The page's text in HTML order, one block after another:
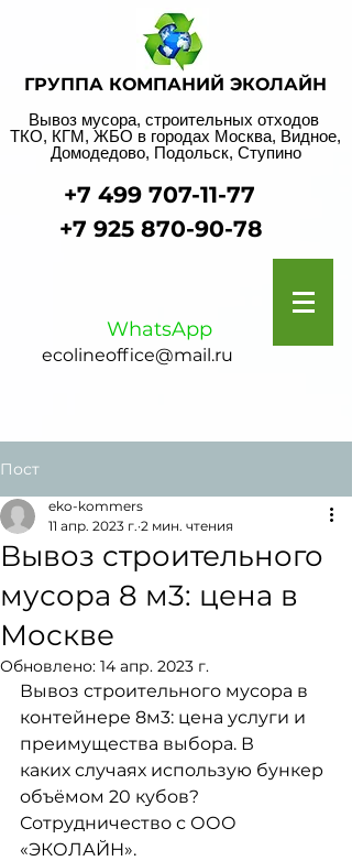
ГРУППА КОМПАНИЙ ЭКОЛАЙН
Вывоз мусора, строительных отходов
ТКО, КГМ, ЖБО в городах Москва, Видное,
Домодедово, Подольск, Ступино
+7 499 707-11-77
+7 925 870-90-78
WhatsApp
ecolineoffice@mail.ru
Пост
Вывоз строительного
мусора 8 м3: цена в
Москве
eko-kommers
11 апр. 2023 г. 2 мин. чтения
Обновлено: 14 апр. 2023 г.
Вывоз строительного мусора в
контейнере 8м3: цена услуги и
преимущества выбора. В
каких случаях использую бункер
объёмом 20 кубов?
Сотрудничество с ООО
«ЭКОЛАЙН».